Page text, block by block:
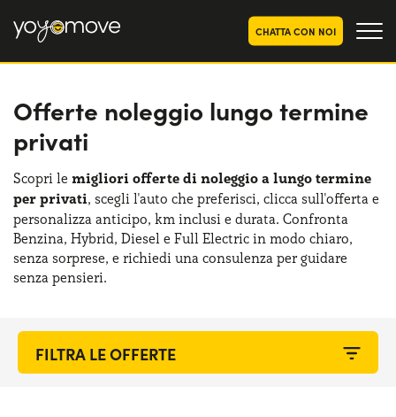
CHATTA CON NOI
OFFERTE NOLEGGIO
LUNGO TERMINE
Privati
Aziende e P.IVA
OFFERTE NOLEGGIO
CHI SIAMO
La nostra storia
Lavora con noi
COME FUNZIONA
PERCHÉ CONVIENE
Offerte noleggio lungo termine
privati
Scopri le migliori offerte di noleggio a lungo termine
per privati, scegli l'auto che preferisci, clicca sull'offerta e
personalizza anticipo, km inclusi e durata. Confronta
Benzina, Hybrid, Diesel e Full Electric in modo chiaro,
senza sorprese, e richiedi una consulenza per guidare
senza pensieri.